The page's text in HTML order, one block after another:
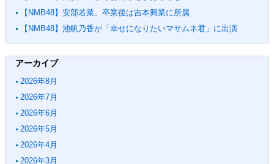
【NMB48】安部若菜、卒業後は吉本興業に所属
【NMB48】池帆乃香が「幸せになりたいマサムネ君」に出演
アーカイブ
2026年8月
2026年7月
2026年6月
2026年5月
2026年4月
2026年3月